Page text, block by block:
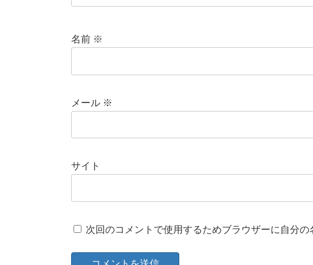
名前 ※
メール ※
サイト
次回のコメントで使用するためブラウザーに自分